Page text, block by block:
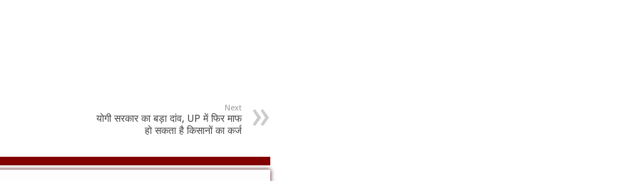
Next
योगी सरकार का बड़ा दांव, UP में फिर माफ
हो सकता है किसानों का कर्ज